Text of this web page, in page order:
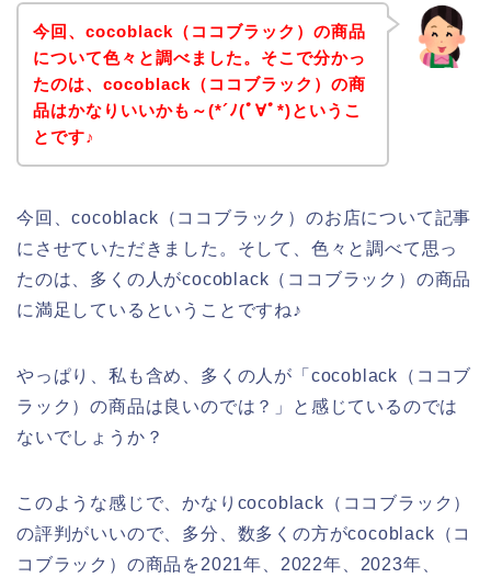
今回、cocoblack（ココブラック）の商品
について色々と調べました。そこで分かっ
たのは、cocoblack（ココブラック）の商
品はかなりいいかも～(*´ﾉ(ﾟ∀ﾟ*)というこ
とです♪
今回、cocoblack（ココブラック）のお店について記事
にさせていただきました。そして、色々と調べて思っ
たのは、多くの人がcocoblack（ココブラック）の商品
に満足しているということですね♪
やっぱり、私も含め、多くの人が「cocoblack（ココブ
ラック）の商品は良いのでは？」と感じているのでは
ないでしょうか？
このような感じで、かなりcocoblack（ココブラック）
の評判がいいので、多分、数多くの方がcocoblack（コ
コブラック）の商品を2021年、2022年、2023年、